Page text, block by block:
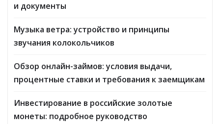
и документы
Музыка ветра: устройство и принципы
звучания колокольчиков
Обзор онлайн-займов: условия выдачи,
процентные ставки и требования к заемщикам
Инвестирование в российские золотые
монеты: подробное руководство